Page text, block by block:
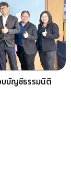
บบัญชีธรรมนิติ